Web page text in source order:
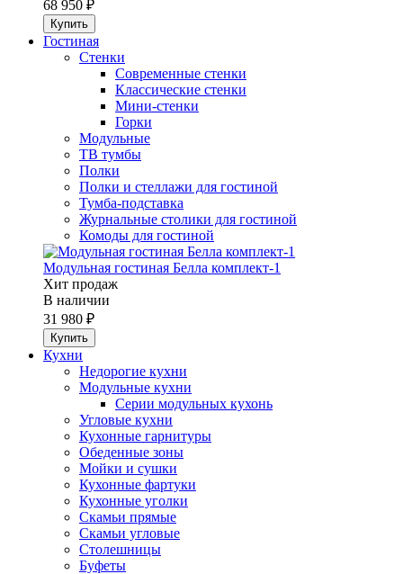
68 950 ₽
Гостиная
Стенки
Современные стенки
Классические стенки
Мини-стенки
Горки
Модульные
ТВ тумбы
Полки
Полки и стеллажи для гостиной
Тумба-подставка
Журнальные столики для гостиной
Комоды для гостиной
Модульная гостиная Белла комплект-1
Хит продаж
В наличии
31 980 ₽
Кухни
Недорогие кухни
Модульные кухни
Серии модульных кухонь
Угловые кухни
Кухонные гарнитуры
Обеденные зоны
Мойки и сушки
Кухонные фартуки
Кухонные уголки
Скамьи прямые
Скамьи угловые
Столешницы
Буфеты